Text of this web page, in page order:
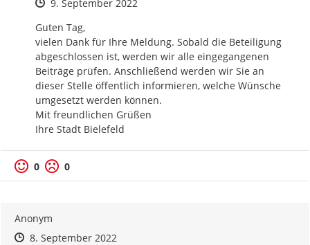
9. September 2022
Guten Tag,
vielen Dank für Ihre Meldung. Sobald die Beteiligung
abgeschlossen ist, werden wir alle eingegangenen
Beiträge prüfen. Anschließend werden wir Sie an
dieser Stelle öffentlich informieren, welche Wünsche
umgesetzt werden können.
Mit freundlichen Grüßen
Ihre Stadt Bielefeld
Positive Bewertung
0 Negative Bewertung
0
Anonym
Zeitpunkt des Erstellens
Zeitpunkt des Erstellens
8. September 2022Zur Äußerung